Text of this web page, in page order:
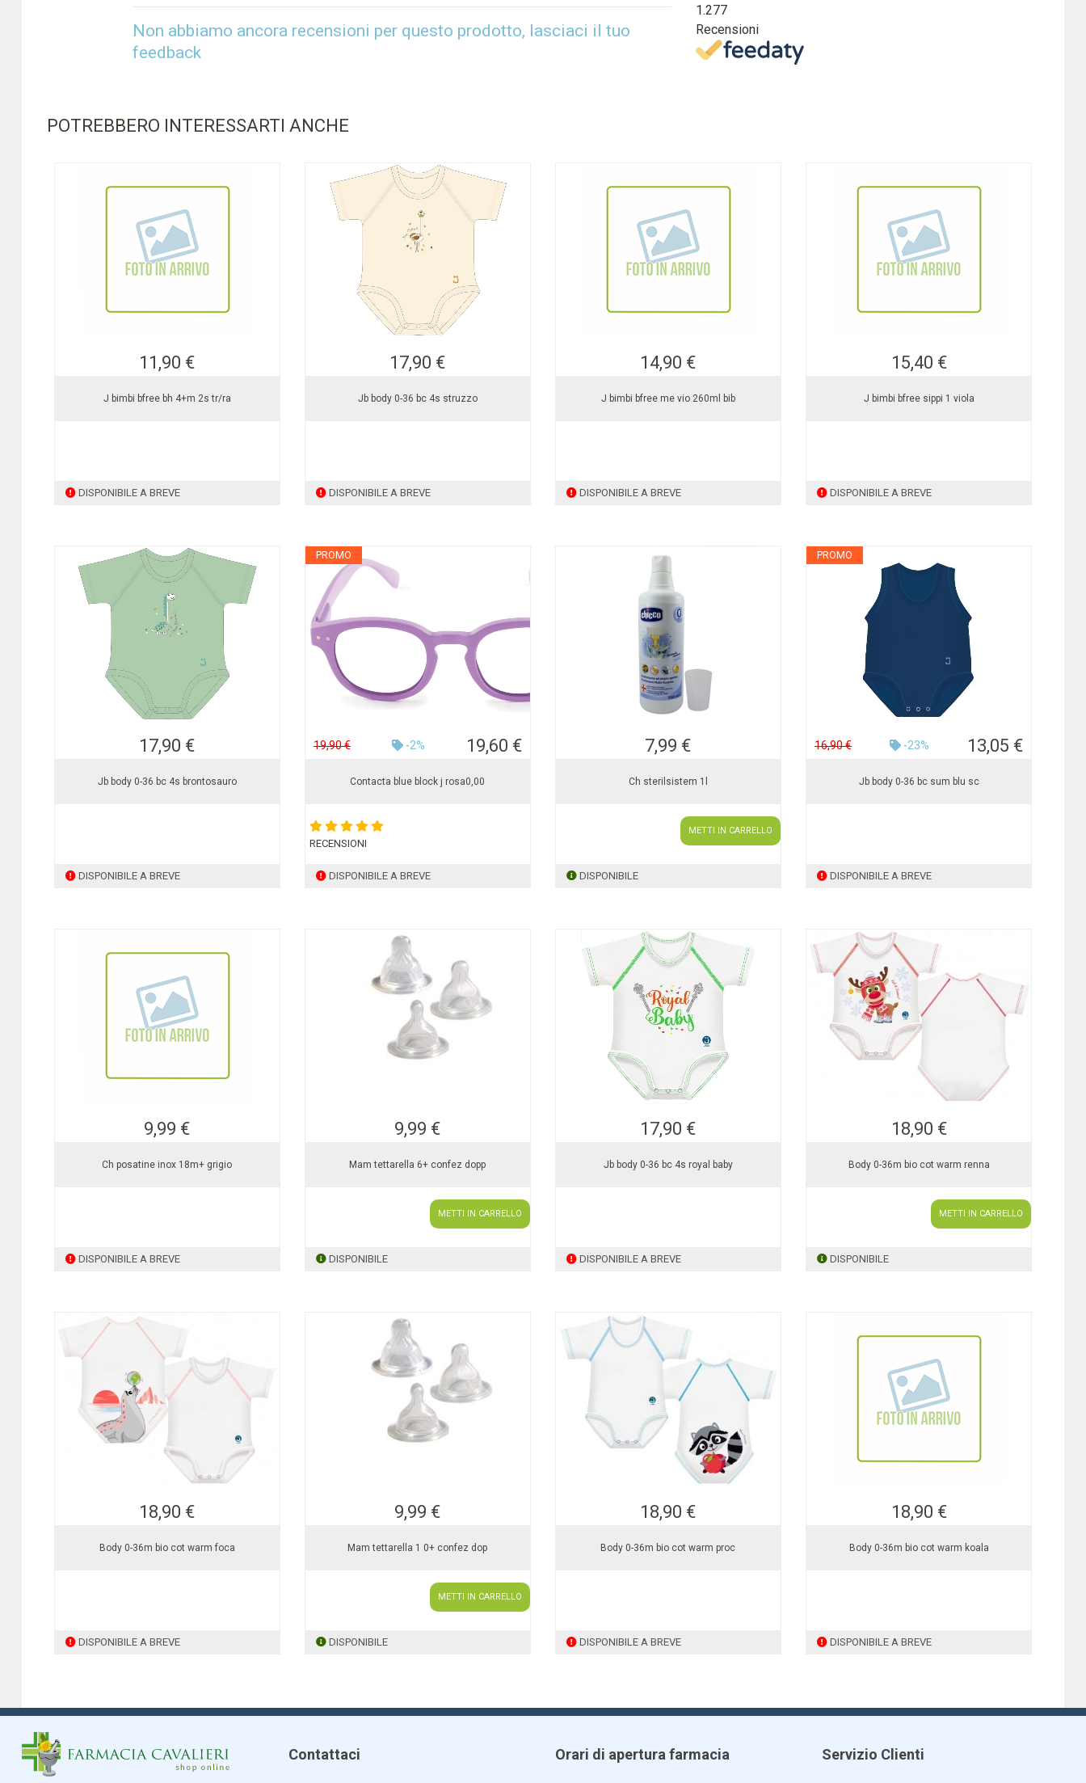
Non abbiamo ancora recensioni per questo prodotto, lasciaci il tuo
feedback
1.277
Recensioni
POTREBBERO INTERESSARTI ANCHE
11,90 €
J bimbi bfree bh 4+m 2s tr/ra
DISPONIBILE A BREVE
17,90 €
Jb body 0-36 bc 4s struzzo
DISPONIBILE A BREVE
14,90 €
J bimbi bfree me vio 260ml bib
DISPONIBILE A BREVE
15,40 €
J bimbi bfree sippi 1 viola
DISPONIBILE A BREVE
17,90 €
Jb body 0-36 bc 4s brontosauro
DISPONIBILE A BREVE
PROMO
19,90 € -2% 19,60 €
Contacta blue block j rosa0,00
RECENSIONI
DISPONIBILE A BREVE
7,99 €
Ch sterilsistem 1l
METTI IN CARRELLO
DISPONIBILE
PROMO
16,90 € -23% 13,05 €
Jb body 0-36 bc sum blu sc
DISPONIBILE A BREVE
9,99 €
Ch posatine inox 18m+ grigio
DISPONIBILE A BREVE
9,99 €
Mam tettarella 6+ confez dopp
METTI IN CARRELLO
DISPONIBILE
17,90 €
Jb body 0-36 bc 4s royal baby
DISPONIBILE A BREVE
18,90 €
Body 0-36m bio cot warm renna
METTI IN CARRELLO
DISPONIBILE
18,90 €
Body 0-36m bio cot warm foca
DISPONIBILE A BREVE
9,99 €
Mam tettarella 1 0+ confez dop
METTI IN CARRELLO
DISPONIBILE
18,90 €
Body 0-36m bio cot warm proc
DISPONIBILE A BREVE
18,90 €
Body 0-36m bio cot warm koala
DISPONIBILE A BREVE
Contattaci Orari di apertura farmacia Servizio Clienti